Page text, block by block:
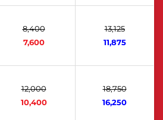
8,400
7,600
13,125
11,875
12,000
10,400
18,750
16,250